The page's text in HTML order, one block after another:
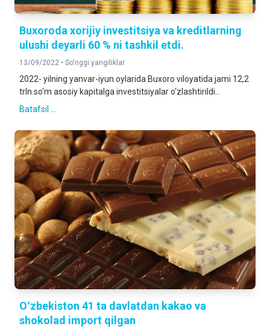
Buxoroda xorijiy investitsiya va kreditlarning
ulushi deyarli 60 % ni tashkil etdi.
13/09/2022 • So'nggi yangiliklar
2022- yilning yanvar-iyun oylarida Buxoro viloyatida jami 12,2
trln.so‘m asosiy kapitalga investitsiyalar o‘zlashtirildi...
Batafsil ...
Oʻzbekiston 41 ta davlatdan kakao va
shokolad import qilgan